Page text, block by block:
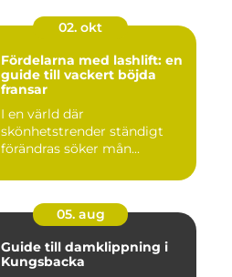
02. okt
Fördelarna med lashlift: en
guide till vackert böjda
fransar
I en värld där
skönhetstrender ständigt
förändras söker mån...
05. aug
Guide till damklippning i
Kungsbacka